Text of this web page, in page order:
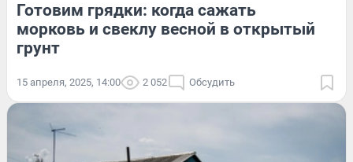
Готовим грядки: когда сажать
морковь и свеклу весной в открытый
грунт
15 апреля, 2025, 14:00 2 052 Обсудить